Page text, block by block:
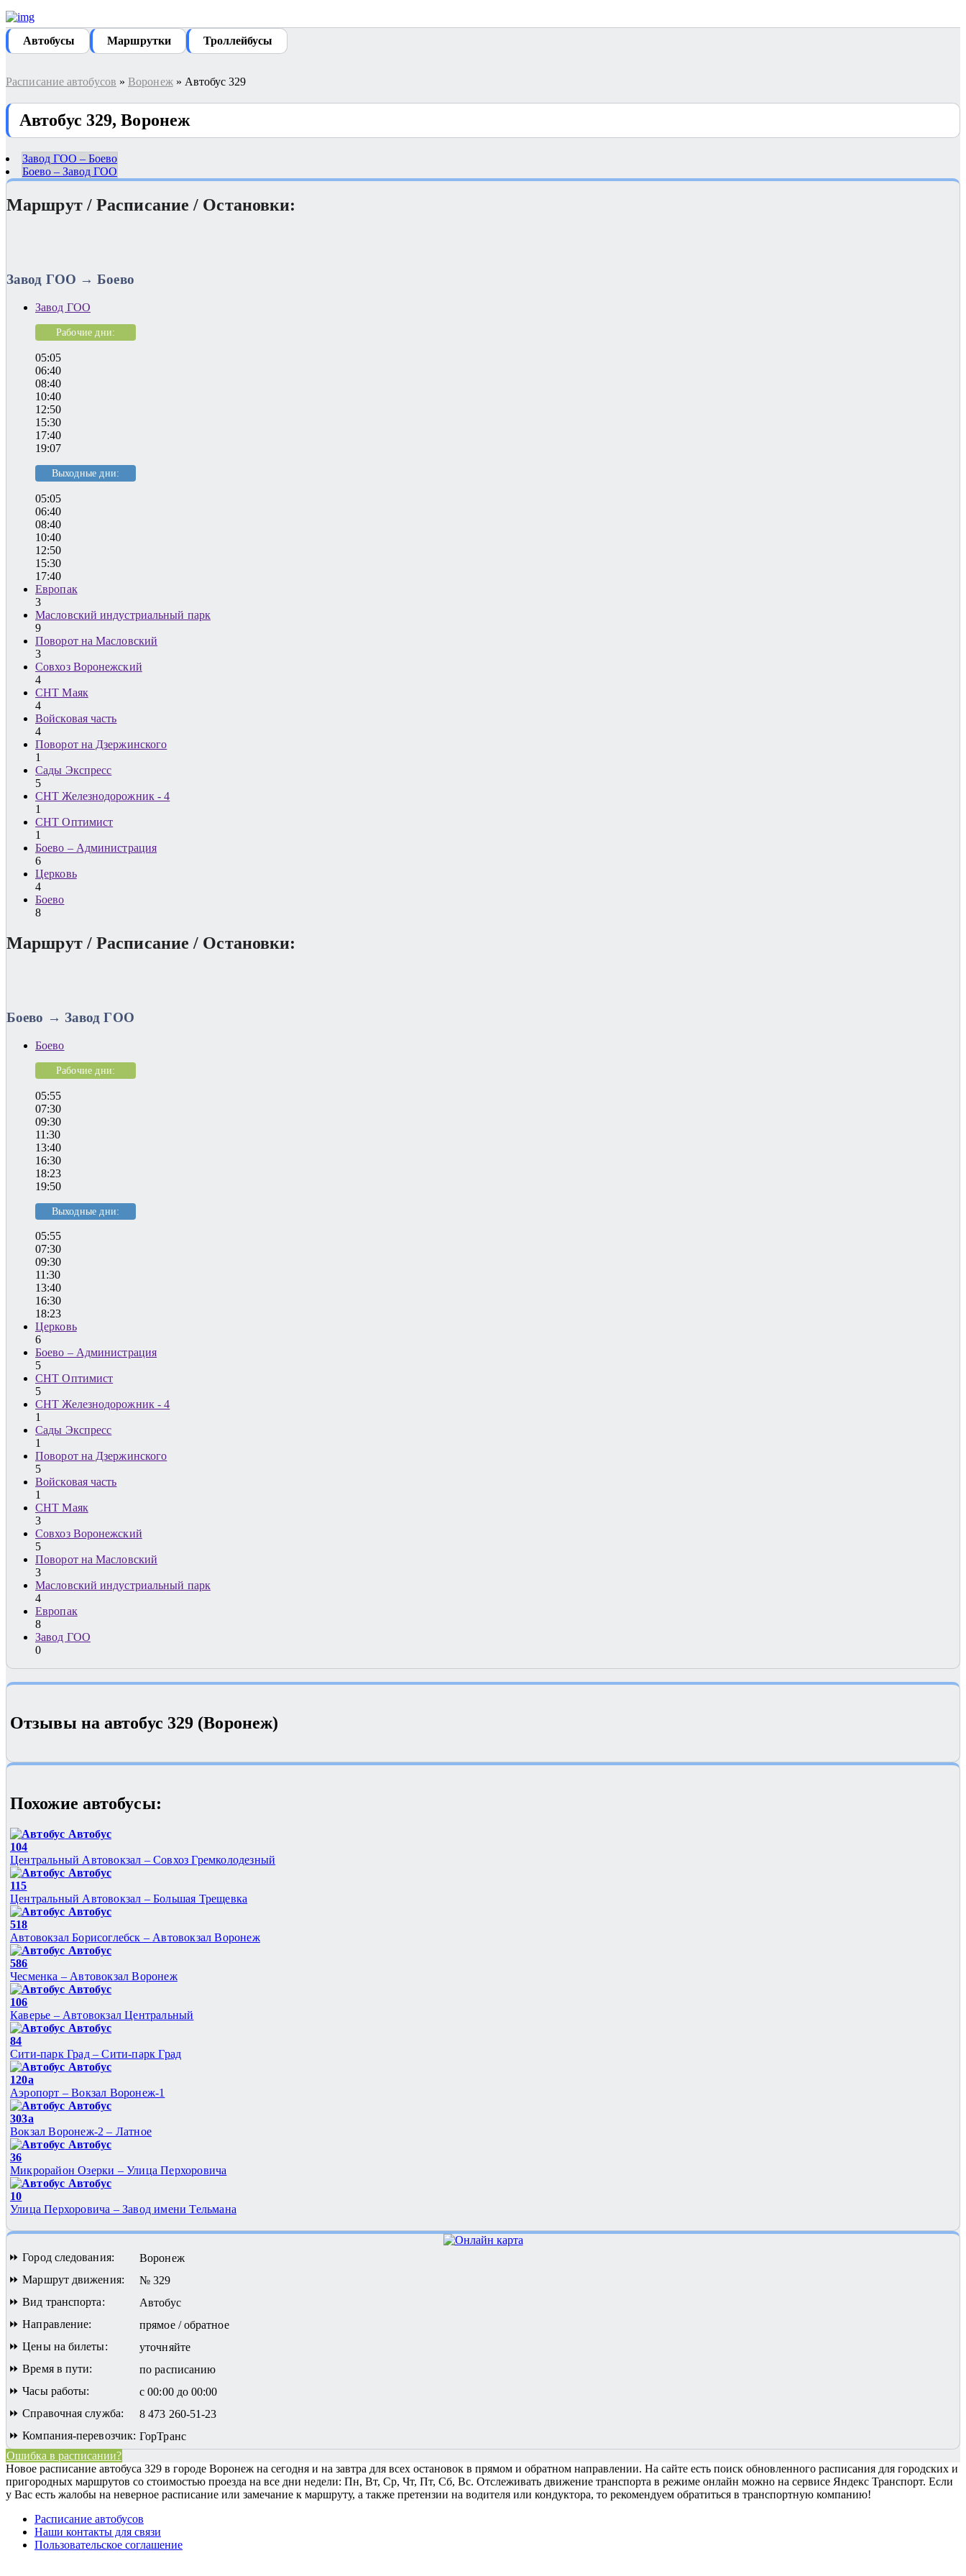
Автобуcы Маршрутки Троллейбусы
Расписание автобусов » Воронеж» Автобус 329
Автобус 329, Воронеж
Завод ГОО – Боево
Боево – Завод ГОО
Маршрут / Расписание / Остановки:
Завод ГОО → Боево
Завод ГОО
Рабочие дни:
05:05
06:40
08:40
10:40
12:50
15:30
17:40
19:07
Выходные дни:
05:05
06:40
08:40
10:40
12:50
15:30
17:40
Европак
3
Масловский индустриальный парк
9
Поворот на Масловский
3
Совхоз Воронежский
4
СНТ Маяк
4
Войсковая часть
4
Поворот на Дзержинского
1
Сады Экспресс
5
СНТ Железнодорожник - 4
1
СНТ Оптимист
1
Боево – Администрация
6
Церковь
4
Боево
8
Маршрут / Расписание / Остановки:
Боево → Завод ГОО
Боево
Рабочие дни:
05:55
07:30
09:30
11:30
13:40
16:30
18:23
19:50
Выходные дни:
05:55
07:30
09:30
11:30
13:40
16:30
18:23
Церковь
6
Боево – Администрация
5
СНТ Оптимист
5
СНТ Железнодорожник - 4
1
Сады Экспресс
1
Поворот на Дзержинского
5
Войсковая часть
1
СНТ Маяк
3
Совхоз Воронежский
5
Поворот на Масловский
3
Масловский индустриальный парк
4
Европак
8
Завод ГОО
0
Отзывы на автобус 329 (Воронеж)
Похожие автобуcы:
Автобус
104
Центральный Автовокзал – Совхоз Гремколодезный
Автобус
115
Центральный Автовокзал – Большая Трещевка
Автобус
518
Автовокзал Борисоглебск – Автовокзал Воронеж
Автобус
586
Чесменка – Автовокзал Воронеж
Автобус
106
Каверье – Автовокзал Центральный
Автобус
84
Сити-парк Град – Сити-парк Град
Автобус
120а
Аэропорт – Вокзал Воронеж-1
Автобус
303а
Вокзал Воронеж-2 – Латное
Автобус
36
Микрорайон Озерки – Улица Перхоровича
Автобус
10
Улица Перхоровича – Завод имени Тельмана
⏩ Город следования:
Воронеж
⏩ Маршрут движения:
№ 329
⏩ Вид транспорта:
Автобус
⏩ Направление:
прямое / обратное
⏩ Цены на билеты:
уточняйте
⏩ Время в пути:
по расписанию
⏩ Часы работы:
с 00:00 до 00:00
⏩ Справочная служба:
8 473 260-51-23
⏩ Компания-перевозчик: ГорТранс
Ошибка в расписании?
Новое расписание автобуса 329 в городе Воронеж на сегодня и на завтра для всех остановок в прямом и обратном направлении. На сайте есть поиск обновленного расписания для городских и
пригородных маршрутов со стоимостью проезда на все дни недели: Пн, Вт, Ср, Чт, Пт, Сб, Вс. Отслеживать движение транспорта в режиме онлайн можно на сервисе Яндекс Транспорт. Если
у Вас есть жалобы на неверное расписание или замечание к маршруту, а также претензии на водителя или кондуктора, то рекомендуем обратиться в транспортную компанию!
Расписание автобусов
Наши контакты для связи
Пользовательское соглашение